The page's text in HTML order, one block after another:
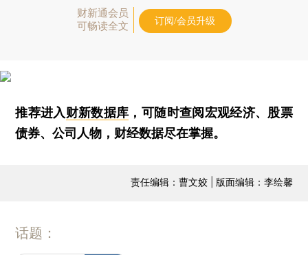
财新通会员
可畅读全文
订阅/会员升级
推荐进入财新数据库 ，可随时查阅宏观经济、股票
债券、公司人物，财经数据尽在掌握。
责任编辑：曹文姣 | 版面编辑：李绘馨
话题：